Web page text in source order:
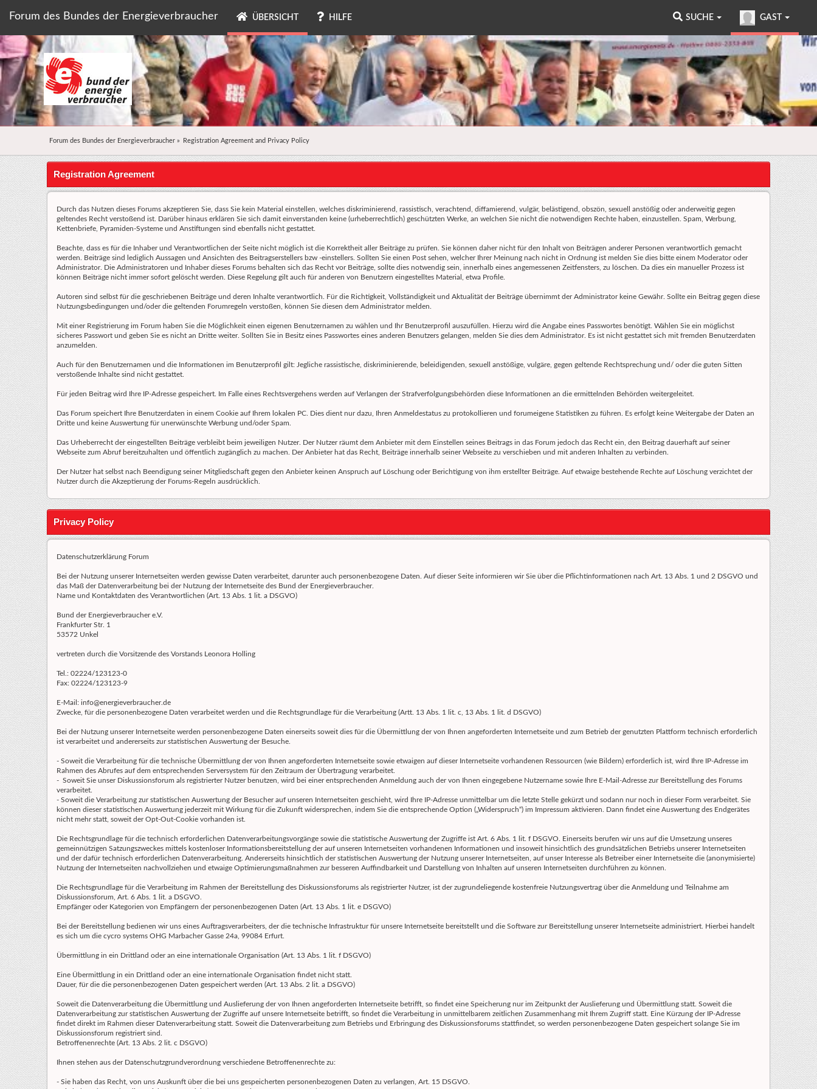
Forum des Bundes der Energieverbraucher ÜBERSICHT HILFE GAST
SUCHE
Forum des Bundes der Energieverbraucher» Registration Agreement and Privacy Policy
Registration Agreement
Durch das Nutzen dieses Forums akzeptieren Sie, dass Sie kein Material einstellen, welches diskriminierend, rassistisch, verachtend, diffamierend, vulgär, belästigend, obszön, sexuell anstößig oder anderweitig gegen
geltendes Recht verstoßend ist. Darüber hinaus erklären Sie sich damit einverstanden keine (urheberrechtlich) geschützten Werke, an welchen Sie nicht die notwendigen Rechte haben, einzustellen. Spam, Werbung,
Kettenbriefe, Pyramiden-Systeme und Anstiftungen sind ebenfalls nicht gestattet.
Beachte, dass es für die Inhaber und Verantwortlichen der Seite nicht möglich ist die Korrektheit aller Beiträge zu prüfen. Sie können daher nicht für den Inhalt von Beiträgen anderer Personen verantwortlich gemacht
werden. Beiträge sind lediglich Aussagen und Ansichten des Beitragserstellers bzw -einstellers. Sollten Sie einen Post sehen, welcher Ihrer Meinung nach nicht in Ordnung ist melden Sie dies bitte einem Moderator oder
Administrator. Die Administratoren und Inhaber dieses Forums behalten sich das Recht vor Beiträge, sollte dies notwendig sein, innerhalb eines angemessenen Zeitfensters, zu löschen. Da dies ein manueller Prozess ist
können Beiträge nicht immer sofort gelöscht werden. Diese Regelung gilt auch für anderen von Benutzern eingestelltes Material, etwa Profile.
Autoren sind selbst für die geschriebenen Beiträge und deren Inhalte verantwortlich. Für die Richtigkeit, Vollständigkeit und Aktualität der Beiträge übernimmt der Administrator keine Gewähr. Sollte ein Beitrag gegen diese
Nutzungsbedingungen und/oder die geltenden Forumregeln verstoßen, können Sie diesen dem Administrator melden.
Mit einer Registrierung im Forum haben Sie die Möglichkeit einen eigenen Benutzernamen zu wählen und Ihr Benutzerprofil auszufüllen. Hierzu wird die Angabe eines Passwortes benötigt. Wählen Sie ein möglichst
sicheres Passwort und geben Sie es nicht an Dritte weiter. Sollten Sie in Besitz eines Passwortes eines anderen Benutzers gelangen, melden Sie dies dem Administrator. Es ist nicht gestattet sich mit fremden Benutzerdaten
anzumelden.
Auch für den Benutzernamen und die Informationen im Benutzerprofil gilt: Jegliche rassistische, diskriminierende, beleidigenden, sexuell anstößige, vulgäre, gegen geltende Rechtsprechung und/ oder die guten Sitten
verstoßende Inhalte sind nicht gestattet.
Für jeden Beitrag wird Ihre IP-Adresse gespeichert. Im Falle eines Rechtsvergehens werden auf Verlangen der Strafverfolgungsbehörden diese Informationen an die ermittelnden Behörden weitergeleitet.
Das Forum speichert Ihre Benutzerdaten in einem Cookie auf Ihrem lokalen PC. Dies dient nur dazu, Ihren Anmeldestatus zu protokollieren und forumeigene Statistiken zu führen. Es erfolgt keine Weitergabe der Daten an
Dritte und keine Auswertung für unerwünschte Werbung und/oder Spam.
Das Urheberrecht der eingestellten Beiträge verbleibt beim jeweiligen Nutzer. Der Nutzer räumt dem Anbieter mit dem Einstellen seines Beitrags in das Forum jedoch das Recht ein, den Beitrag dauerhaft auf seiner
Webseite zum Abruf bereitzuhalten und öffentlich zugänglich zu machen. Der Anbieter hat das Recht, Beiträge innerhalb seiner Webseite zu verschieben und mit anderen Inhalten zu verbinden.
Der Nutzer hat selbst nach Beendigung seiner Mitgliedschaft gegen den Anbieter keinen Anspruch auf Löschung oder Berichtigung von ihm erstellter Beiträge. Auf etwaige bestehende Rechte auf Löschung verzichtet der
Nutzer durch die Akzeptierung der Forums-Regeln ausdrücklich.
Privacy Policy
Datenschutzerklärung Forum
Bei der Nutzung unserer Internetseiten werden gewisse Daten verarbeitet, darunter auch personenbezogene Daten. Auf dieser Seite informieren wir Sie über die Pflichtinformationen nach Art. 13 Abs. 1 und 2 DSGVO und
das Maß der Datenverarbeitung bei der Nutzung der Internetseite des Bund der Energieverbraucher.
Name und Kontaktdaten des Verantwortlichen (Art. 13 Abs. 1 lit. a DSGVO)
Bund der Energieverbraucher e.V.
Frankfurter Str. 1
53572 Unkel
vertreten durch die Vorsitzende des Vorstands Leonora Holling
Tel.: 02224/123123-0
Fax: 02224/123123-9
E-Mail: info@energieverbraucher.de
Zwecke, für die personenbezogene Daten verarbeitet werden und die Rechtsgrundlage für die Verarbeitung (Artt. 13 Abs. 1 lit. c, 13 Abs. 1 lit. d DSGVO)
Bei der Nutzung unserer Internetseite werden personenbezogene Daten einerseits soweit dies für die Übermittlung der von Ihnen angeforderten Internetseite und zum Betrieb der genutzten Plattform technisch erforderlich
ist verarbeitet und andererseits zur statistischen Auswertung der Besuche.
- Soweit die Verarbeitung für die technische Übermittlung der von Ihnen angeforderten Internetseite sowie etwaigen auf dieser Internetseite vorhandenen Ressourcen (wie Bildern) erforderlich ist, wird Ihre IP-Adresse im
Rahmen des Abrufes auf dem entsprechenden Serversystem für den Zeitraum der Übertragung verarbeitet.
- Soweit Sie unser Diskussionsforum als registrierter Nutzer benutzen, wird bei einer entsprechenden Anmeldung auch der von Ihnen eingegebene Nutzername sowie Ihre E-Mail-Adresse zur Bereitstellung des Forums
verarbeitet.
- Soweit die Verarbeitung zur statistischen Auswertung der Besucher auf unseren Internetseiten geschieht, wird Ihre IP-Adresse unmittelbar um die letzte Stelle gekürzt und sodann nur noch in dieser Form verarbeitet. Sie
können dieser statistischen Auswertung jederzeit mit Wirkung für die Zukunft widersprechen, indem Sie die entsprechende Option („Widerspruch“) im Impressum aktivieren. Dann findet eine Auswertung des Endgerätes
nicht mehr statt, soweit der Opt-Out-Cookie vorhanden ist.
Die Rechtsgrundlage für die technisch erforderlichen Datenverarbeitungsvorgänge sowie die statistische Auswertung der Zugriffe ist Art. 6 Abs. 1 lit. f DSGVO. Einerseits berufen wir uns auf die Umsetzung unseres
gemeinnützigen Satzungszweckes mittels kostenloser Informationsbereitstellung der auf unseren Internetseiten vorhandenen Informationen und insoweit hinsichtlich des grundsätzlichen Betriebs unserer Internetseiten
und der dafür technisch erforderlichen Datenverarbeitung. Andererseits hinsichtlich der statistischen Auswertung der Nutzung unserer Internetseiten, auf unser Interesse als Betreiber einer Internetseite die (anonymisierte)
Nutzung der Internetseiten nachvollziehen und etwaige Optimierungsmaßnahmen zur besseren Auffindbarkeit und Darstellung von Inhalten auf unseren Internetseiten durchführen zu können.
Die Rechtsgrundlage für die Verarbeitung im Rahmen der Bereitstellung des Diskussionsforums als registrierter Nutzer, ist der zugrundeliegende kostenfreie Nutzungsvertrag über die Anmeldung und Teilnahme am
Diskussionsforum, Art. 6 Abs. 1 lit. a DSGVO.
Empfänger oder Kategorien von Empfängern der personenbezogenen Daten (Art. 13 Abs. 1 lit. e DSGVO)
Bei der Bereitstellung bedienen wir uns eines Auftragsverarbeiters, der die technische Infrastruktur für unsere Internetseite bereitstellt und die Software zur Bereitstellung unserer Internetseite administriert. Hierbei handelt
es sich um die cycro systems OHG Marbacher Gasse 24a, 99084 Erfurt.
Übermittlung in ein Drittland oder an eine internationale Organisation (Art. 13 Abs. 1 lit. f DSGVO)
Eine Übermittlung in ein Drittland oder an eine internationale Organisation findet nicht statt.
Dauer, für die die personenbezogenen Daten gespeichert werden (Art. 13 Abs. 2 lit. a DSGVO)
Soweit die Datenverarbeitung die Übermittlung und Auslieferung der von Ihnen angeforderten Internetseite betrifft, so findet eine Speicherung nur im Zeitpunkt der Auslieferung und Übermittlung statt. Soweit die
Datenverarbeitung zur statistischen Auswertung der Zugriffe auf unsere Internetseite betrifft, so findet die Verarbeitung in unmittelbarem zeitlichen Zusammenhang mit Ihrem Zugriff statt. Eine Kürzung der IP-Adresse
findet direkt im Rahmen dieser Datenverarbeitung statt. Soweit die Datenverarbeitung zum Betriebs und Erbringung des Diskussionsforums stattfindet, so werden personenbezogene Daten gespeichert solange Sie im
Diskussionsforum registriert sind.
Betroffenenrechte (Art. 13 Abs. 2 lit. c DSGVO)
Ihnen stehen aus der Datenschutzgrundverordnung verschiedene Betroffenenrechte zu:
- Sie haben das Recht, von uns Auskunft über die bei uns gespeicherten personenbezogenen Daten zu verlangen, Art. 15 DSGVO.